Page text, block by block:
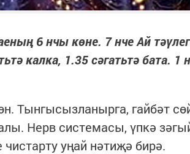
6 нчы көне. 7 нче Ай
калка, 1.35 сәгатьтә бата. 1
Тынгысызланырга, гайбәт
Нерв системасы, үпкә
уңай нәтиҗә бирә.